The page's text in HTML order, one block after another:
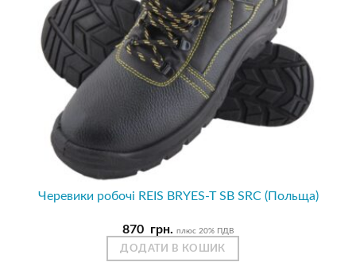
Черевики робочі REIS BRYES-T SB SRC (Польща)
870 грн. плюс 20% ПДВ
ДОДАТИ В КОШИК